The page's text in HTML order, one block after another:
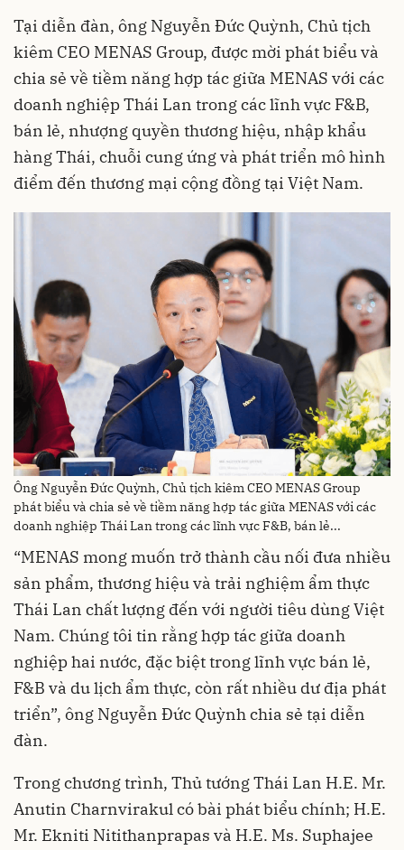
Tại diễn đàn, ông Nguyễn Đức Quỳnh, Chủ tịch
kiêm CEO MENAS Group, được mời phát biểu và
chia sẻ về tiềm năng hợp tác giữa MENAS với các
doanh nghiệp Thái Lan trong các lĩnh vực F&B,
bán lẻ, nhượng quyền thương hiệu, nhập khẩu
hàng Thái, chuỗi cung ứng và phát triển mô hình
điểm đến thương mại cộng đồng tại Việt Nam.
Ông Nguyễn Đức Quỳnh, Chủ tịch kiêm CEO MENAS Group
phát biểu và chia sẻ về tiềm năng hợp tác giữa MENAS với các
doanh nghiệp Thái Lan trong các lĩnh vực F&B, bán lẻ...
“MENAS mong muốn trở thành cầu nối đưa nhiều
sản phẩm, thương hiệu và trải nghiệm ẩm thực
Thái Lan chất lượng đến với người tiêu dùng Việt
Nam. Chúng tôi tin rằng hợp tác giữa doanh
nghiệp hai nước, đặc biệt trong lĩnh vực bán lẻ,
F&B và du lịch ẩm thực, còn rất nhiều dư địa phát
triển”, ông Nguyễn Đức Quỳnh chia sẻ tại diễn
đàn.
Trong chương trình, Thủ tướng Thái Lan H.E. Mr.
Anutin Charnvirakul có bài phát biểu chính; H.E.
Mr. Ekniti Nitithanprapas và H.E. Ms. Suphajee